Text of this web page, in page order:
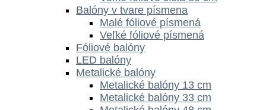
Balóny v tvare písmena
Malé fóliové písmená
Veľké fóliové písmená
Fóliové balóny
LED balóny
Metalické balóny
Metalické balóny 13 cm
Metalické balóny 33 cm